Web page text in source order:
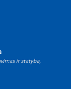
ir statyba,